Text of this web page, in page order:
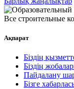
Все строительные
Ақпарат
Біздің
Біздің
Пайдалану
Бізге